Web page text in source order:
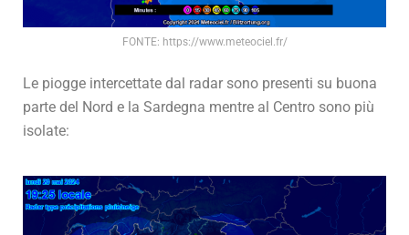
FONTE: https://www.meteociel.fr/
Le piogge intercettate dal radar sono presenti su buona
parte del Nord e la Sardegna mentre al Centro sono più
isolate: